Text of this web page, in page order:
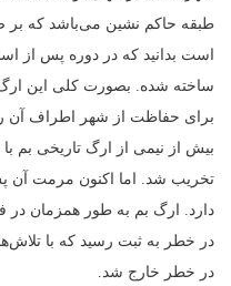
طبقه حاکم نشین می‌باشد که
است بدانید که در دوره پس از
ساخته شده. بصورت کلی این
برای حفاظت از شهر اطراف آن
دارد. ارگ بم به طور همزمان
در خطر به ثبت رسید که با
در خطر خارج شد.